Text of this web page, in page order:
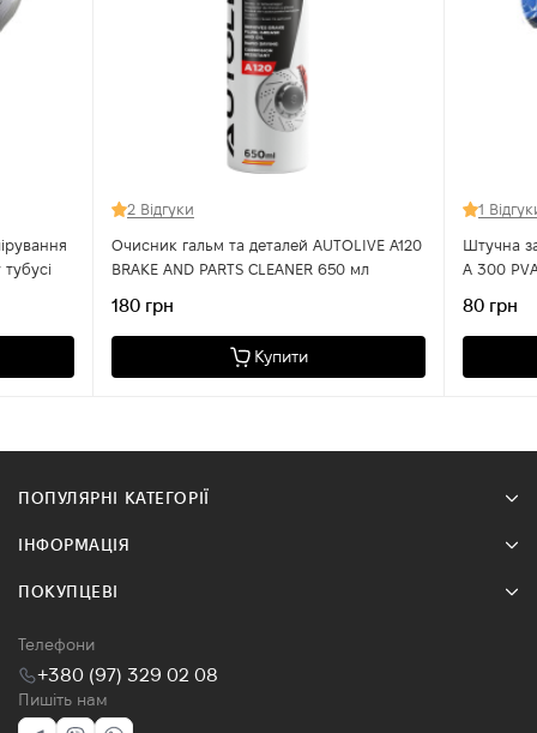
2 Відгуки
Очисник гальм та деталей AUTOLIVE A120
BRAKE AND PARTS CLEANER 650 мл
180 грн
Купити
1
Штучна
A 300
80 грн
ПОПУЛЯРНІ КАТЕГОРІЇ
ІНФОРМАЦІЯ
ПОКУПЦЕВІ
Телефони
+380 (97) 329 02 08
Пишіть нам